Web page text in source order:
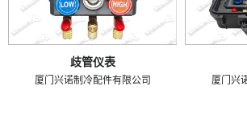
歧管仪表
厦门兴诺制冷配件有限公司 厦门兴